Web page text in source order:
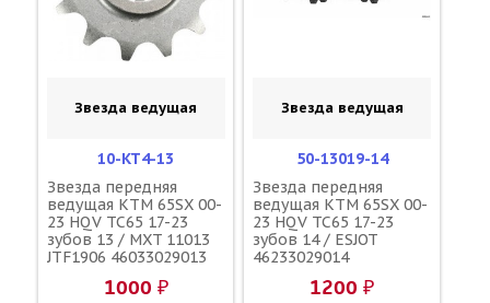
Звезда ведущая
10-KT4-13
Звезда передняя
ведущая KTM 65SX 00-
23 HQV TC65 17-23
зубов 13 / MXT 11013
JTF1906 46033029013
1000 ₽
Звезда ведущая
50-13019-14
Звезда передняя
ведущая KTM 65SX 00-
23 HQV TC65 17-23
зубов 14 / ESJOT
46233029014
1200 ₽